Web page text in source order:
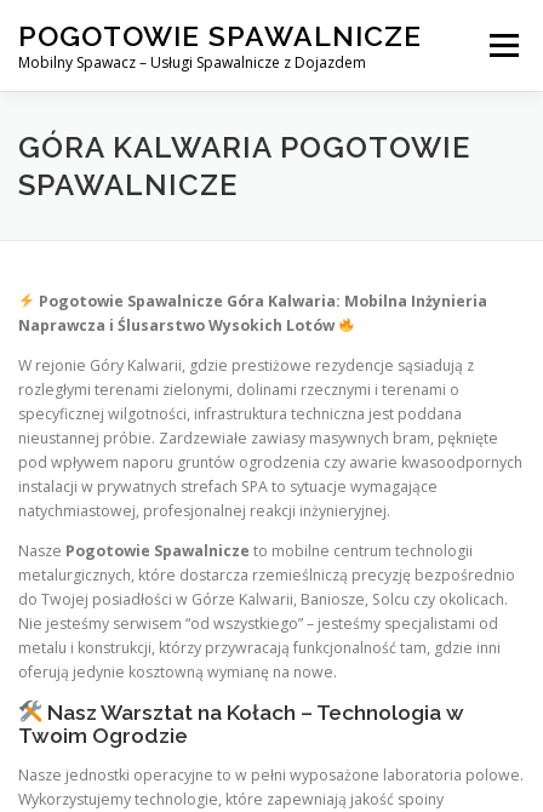
content
POGOTOWIE SPAWALNICZE
Mobilny Spawacz – Usługi Spawalnicze z Dojazdem
Menu
MOBILNY SPAWACZ WARSZAWA SPAWACZ
KONTAKT
GÓRA KALWARIA POGOTOWIE
SPAWALNICZE
Pogotowie Spawalnicze Góra Kalwaria: Mobilna Inżynieria
Naprawcza i Ślusarstwo Wysokich Lotów
W rejonie Góry Kalwarii, gdzie prestiżowe rezydencje sąsiadują z
rozległymi terenami zielonymi, dolinami rzecznymi i terenami o
specyficznej wilgotności, infrastruktura techniczna jest poddana
nieustannej próbie. Zardzewiałe zawiasy masywnych bram, pęknięte
pod wpływem naporu gruntów ogrodzenia czy awarie kwasoodpornych
instalacji w prywatnych strefach SPA to sytuacje wymagające
natychmiastowej, profesjonalnej reakcji inżynieryjnej.
Nasze Pogotowie Spawalnicze to mobilne centrum technologii
metalurgicznych, które dostarcza rzemieślniczą precyzję bezpośrednio
do Twojej posiadłości w Górze Kalwarii, Baniosze, Solcu czy okolicach.
Nie jesteśmy serwisem “od wszystkiego” – jesteśmy specjalistami od
metalu i konstrukcji, którzy przywracają funkcjonalność tam, gdzie inni
oferują jedynie kosztowną wymianę na nowe.
Nasz Warsztat na Kołach – Technologia w
Twoim Ogrodzie
Nasze jednostki operacyjne to w pełni wyposażone laboratoria polowe.
Wykorzystujemy technologie, które zapewniają jakość spoiny